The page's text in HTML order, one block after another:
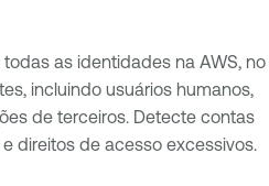
as identidades na AWS, no
incluindo usuários humanos,
de terceiros. Detecte contas
direitos de acesso excessivos.